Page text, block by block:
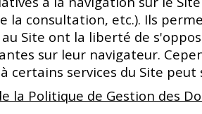
la consultation, etc.). Ils
Site ont la liberté de
sur leur navigateur.
à certains services du Site
la Politique de Gestion des